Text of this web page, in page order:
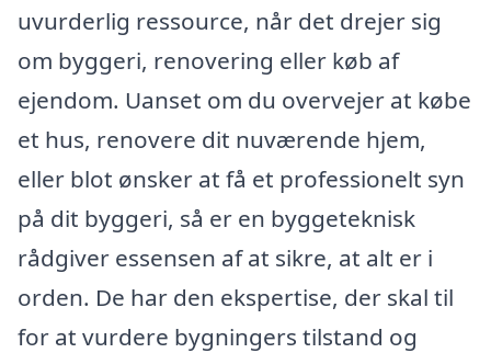
uvurderlig ressource, når det drejer sig
om byggeri, renovering eller køb af
ejendom. Uanset om du overvejer at købe
et hus, renovere dit nuværende hjem,
eller blot ønsker at få et professionelt syn
på dit byggeri, så er en byggeteknisk
rådgiver essensen af at sikre, at alt er i
orden. De har den ekspertise, der skal til
for at vurdere bygningers tilstand og